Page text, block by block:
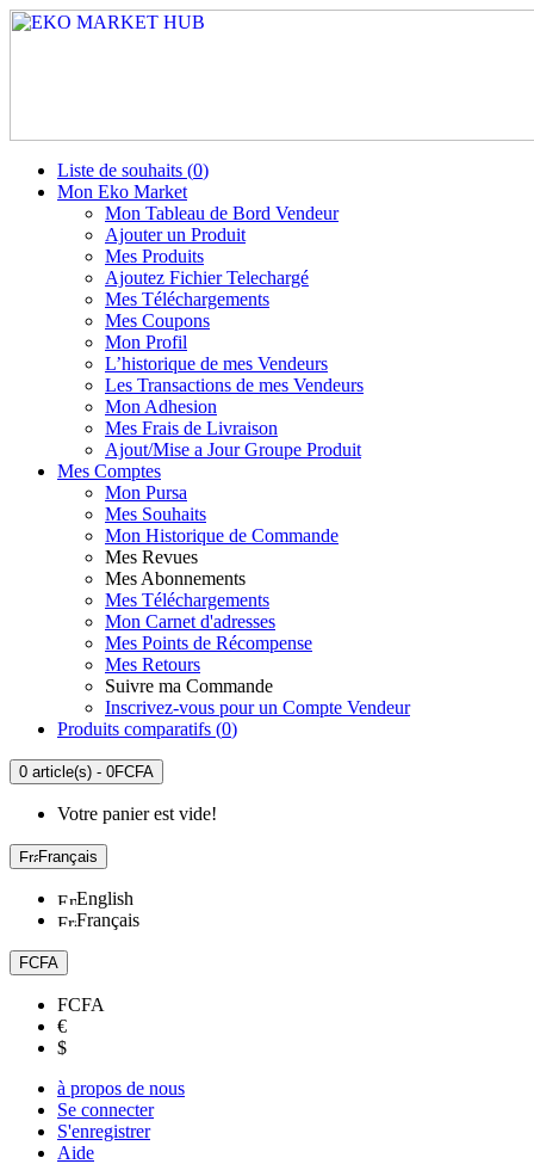
Liste de souhaits (0)
Mon Eko Market
Mon Tableau de Bord Vendeur
Ajouter un Produit
Mes Produits
Ajoutez Fichier Telechargé
Mes Téléchargements
Mes Coupons
Mon Profil
L’historique de mes Vendeurs
Les Transactions de mes Vendeurs
Mon Adhesion
Mes Frais de Livraison
Ajout/Mise a Jour Groupe Produit
Mes Comptes
Mon Pursa
Mes Souhaits
Mon Historique de Commande
Mes Revues
Mes Abonnements
Mes Téléchargements
Mon Carnet d'adresses
Mes Points de Récompense
Mes Retours
Suivre ma Commande
Inscrivez-vous pour un Compte Vendeur
Produits comparatifs (0)
0 article(s) - 0FCFA
Votre panier est vide!
Français
English
Français
FCFA
FCFA
€
$
à propos de nous
Se connecter
S'enregistrer
Aide